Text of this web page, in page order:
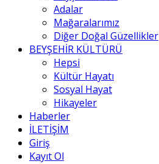
Adalar
Mağaralarımız
Diğer Doğal Güzellikler
BEYŞEHİR KÜLTÜRÜ
Hepsi
Kültür Hayatı
Sosyal Hayat
Hikayeler
Haberler
İLETİŞİM
Giriş
Kayıt Ol